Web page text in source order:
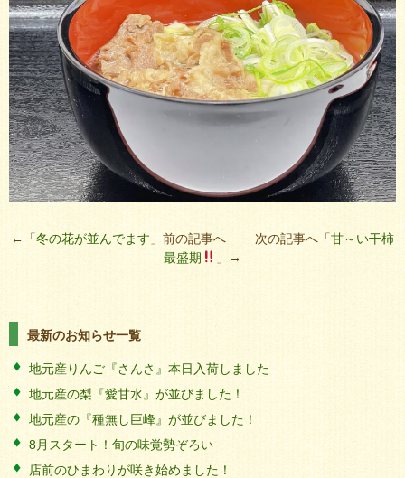
←「冬の花が並んでます 」前の記事へ 次の記事へ「甘～い干柿
最盛期
」→
最新のお知らせ一覧
地元産りんご『さんさ』本日入荷しました
地元産の梨『愛甘水』が並びました！
地元産の『種無し巨峰』が並びました！
8月スタート！旬の味覚勢ぞろい
店前のひまわりが咲き始めました！